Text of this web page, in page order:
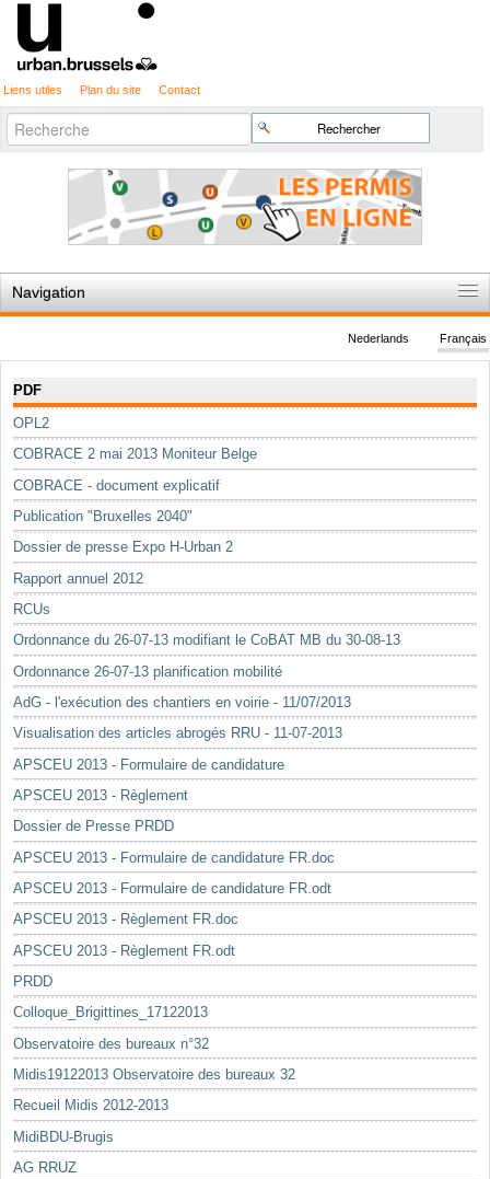
Liens utiles Plan du site Contact
Chercher par
Recherche
avancée…
Navigation
Règles du jeu
Permis d'urbanisme
Cartographie
Etudes et publications
Mots-clés
Renseignements urbanistiques
Français
Nederlands
PDF
OPL2
COBRACE 2 mai 2013 Moniteur Belge
COBRACE - document explicatif
Publication "Bruxelles 2040"
Dossier de presse Expo H-Urban 2
Rapport annuel 2012
RCUs
Ordonnance du 26-07-13 modifiant le CoBAT MB du 30-08-13
Ordonnance 26-07-13 planification mobilité
AdG - l'exécution des chantiers en voirie - 11/07/2013
Visualisation des articles abrogés RRU - 11-07-2013
APSCEU 2013 - Formulaire de candidature
APSCEU 2013 - Règlement
Dossier de Presse PRDD
APSCEU 2013 - Formulaire de candidature FR.doc
APSCEU 2013 - Formulaire de candidature FR.odt
APSCEU 2013 - Règlement FR.doc
APSCEU 2013 - Règlement FR.odt
PRDD
Colloque_Brigittines_17122013
Observatoire des bureaux n°32
Midis19122013 Observatoire des bureaux 32
Recueil Midis 2012-2013
MidiBDU-Brugis
AG RRUZ